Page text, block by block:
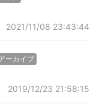
2021/11/08 23:43:44
ーカイブ
2019/12/23 21:58:15